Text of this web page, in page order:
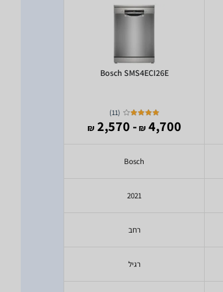
Bosch SMS4ECI26E
(
11
)
4,700
₪
- 2,570
₪
Bosch
2021
רחב
רגיל